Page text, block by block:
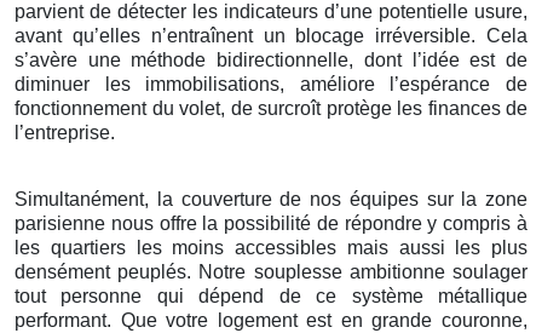
parvient de détecter les indicateurs d’une potentielle usure,
avant qu’elles n’entraînent un blocage irréversible. Cela
s’avère une méthode bidirectionnelle, dont l’idée est de
diminuer les immobilisations, améliore l’espérance de
fonctionnement du volet, de surcroît protège les finances de
l’entreprise.
Simultanément, la couverture de nos équipes sur la zone
parisienne nous offre la possibilité de répondre y compris à
les quartiers les moins accessibles mais aussi les plus
densément peuplés. Notre souplesse ambitionne soulager
tout personne qui dépend de ce système métallique
performant. Que votre logement est en grande couronne,